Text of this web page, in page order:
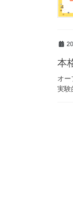
本
オー
実験